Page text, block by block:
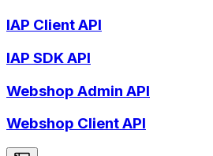
IAP Client API
IAP SDK API
Webshop Admin API
Webshop Client API